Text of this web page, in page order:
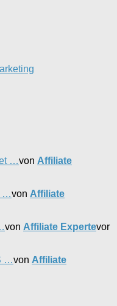
…von Affiliate
…von Affiliate
von Affiliate Expertevor
…von Affiliate